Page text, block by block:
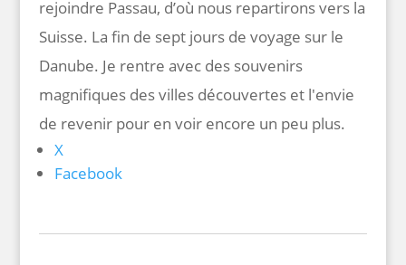
rejoindre Passau, d’où nous repartirons vers la
Suisse. La fin de sept jours de voyage sur le
Danube. Je rentre avec des souvenirs
magnifiques des villes découvertes et l'envie
de revenir pour en voir encore un peu plus.
X
Facebook